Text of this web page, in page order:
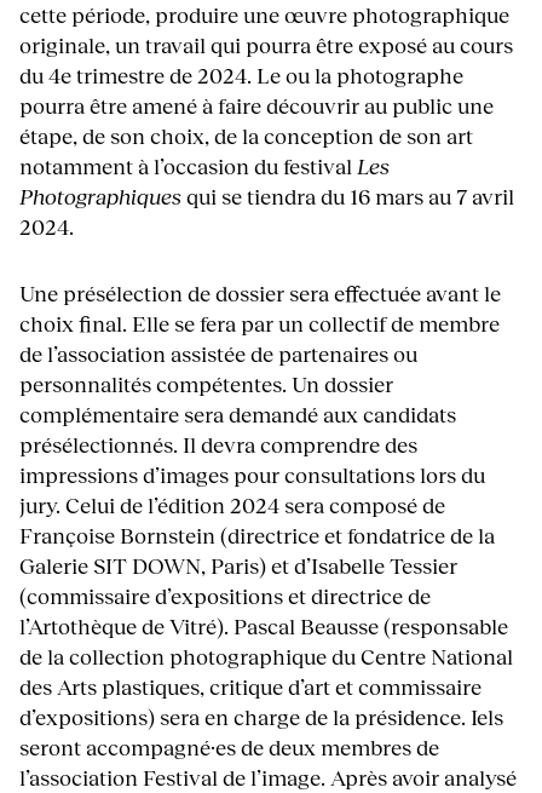
cette période, produire une œuvre photographique
originale, un travail qui pourra être exposé au cours
du 4e trimestre de 2024. Le ou la photographe
pourra être amené à faire découvrir au public une
étape, de son choix, de la conception de son art
notamment à l’occasion du festival Les
Photographiquesqui se tiendra du 16 mars au 7 avril
2024.
Une présélection de dossier sera effectuée avant le
choix final. Elle se fera par un collectif de membre
de l’association assistée de partenaires ou
personnalités compétentes. Un dossier
complémentaire sera demandé aux candidats
présélectionnés. Il devra comprendre des
impressions d’images pour consultations lors du
jury. Celui de l’édition 2024 sera composé de
Françoise Bornstein (directrice et fondatrice de la
Galerie SIT DOWN, Paris) et d’Isabelle Tessier
(commissaire d’expositions et directrice de
l’Artothèque de Vitré). Pascal Beausse (responsable
de la collection photographique du Centre National
des Arts plastiques, critique d’art et commissaire
d’expositions) sera en charge de la présidence. Iels
seront accompagné·es de deux membres de
l’association Festival de l’image. Après avoir analysé